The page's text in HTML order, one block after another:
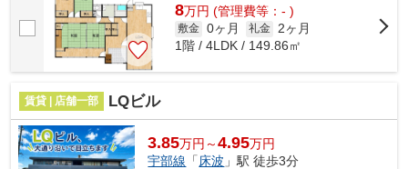
8万円 (管理費等：- )
敷金 0ヶ月 礼金 2ヶ月
1階 / 4LDK / 149.86㎡
賃貸 | 店舗一部 LQビル
3.85万円～4.95万円
宇部線 「 床波 」駅 徒歩3分